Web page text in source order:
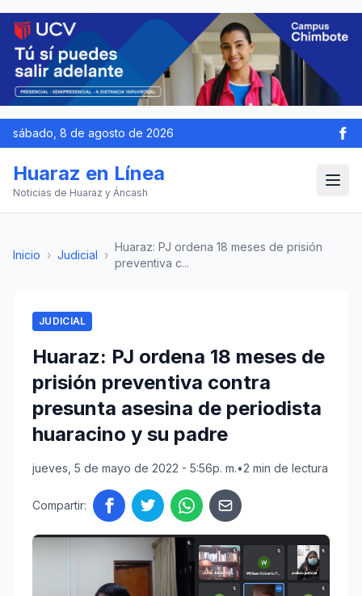
sábado, 8 de agosto de 2026
Huaraz en Línea
Noticias de Huaraz y Áncash
Inicio › Judicial ›
Huaraz: PJ ordena 18 meses de prisión
preventiva c...
JUDICIAL
Huaraz: PJ ordena 18 meses de
prisión preventiva contra
presunta asesina de periodista
huaracino y su padre
jueves, 5 de mayo de 2022 - 5:56p. m.•2 min de lectura
Compartir: